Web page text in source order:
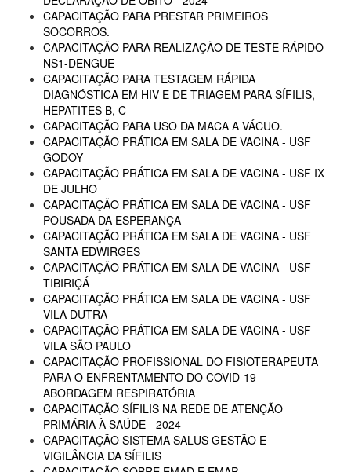
CAPACITAÇÃO PARA PRESTAR PRIMEIROS
SOCORROS.
CAPACITAÇÃO PARA REALIZAÇÃO DE TESTE RÁPIDO
NS1-DENGUE
CAPACITAÇÃO PARA TESTAGEM RÁPIDA
DIAGNÓSTICA EM HIV E DE TRIAGEM PARA SÍFILIS,
HEPATITES B, C
CAPACITAÇÃO PARA USO DA MACA A VÁCUO.
CAPACITAÇÃO PRÁTICA EM SALA DE VACINA - USF
GODOY
CAPACITAÇÃO PRÁTICA EM SALA DE VACINA - USF IX
DE JULHO
CAPACITAÇÃO PRÁTICA EM SALA DE VACINA - USF
POUSADA DA ESPERANÇA
CAPACITAÇÃO PRÁTICA EM SALA DE VACINA - USF
SANTA EDWIRGES
CAPACITAÇÃO PRÁTICA EM SALA DE VACINA - USF
TIBIRIÇÁ
CAPACITAÇÃO PRÁTICA EM SALA DE VACINA - USF
VILA DUTRA
CAPACITAÇÃO PRÁTICA EM SALA DE VACINA - USF
VILA SÃO PAULO
CAPACITAÇÃO PROFISSIONAL DO FISIOTERAPEUTA
PARA O ENFRENTAMENTO DO COVID-19 -
ABORDAGEM RESPIRATÓRIA
CAPACITAÇÃO SÍFILIS NA REDE DE ATENÇÃO
PRIMÁRIA À SAÚDE - 2024
CAPACITAÇÃO SISTEMA SALUS GESTÃO E
VIGILÂNCIA DA SÍFILIS